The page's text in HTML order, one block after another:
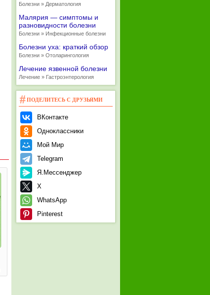
Болезни » Дерматология
Малярия — симптомы и
разновидности болезни
Болезни » Инфекционные болезни
Болезни уха: краткий обзор
Болезни » Отоларингология
Лечение язвенной болезни
Лечение » Гастроэнтерология
ПОДЕЛИТЕСЬ С ДРУЗЬЯМИ
ВКонтакте
Одноклассники
Мой Мир
Telegram
Я.Мессенджер
X
WhatsApp
Pinterest